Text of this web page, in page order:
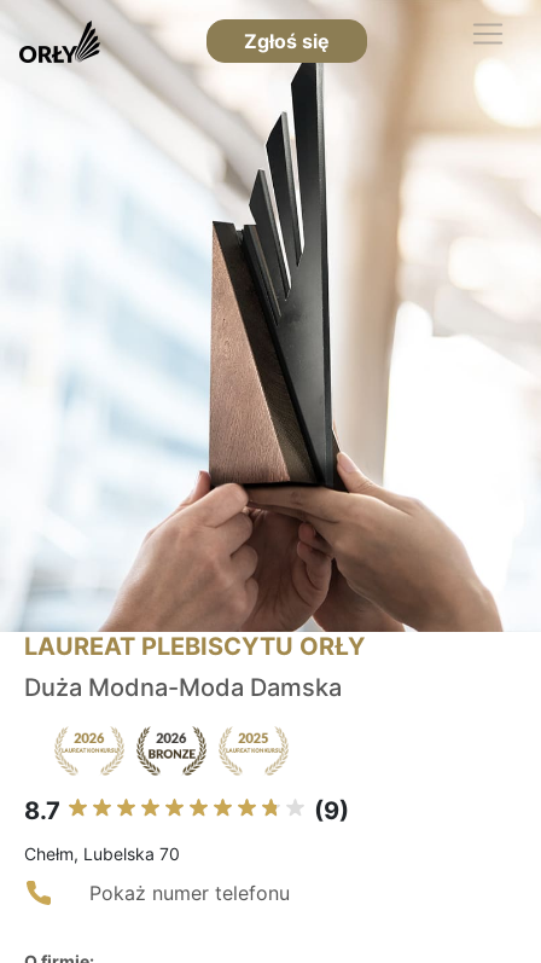
Zgłoś się
LAUREAT PLEBISCYTU ORŁY
Duża Modna-Moda Damska
8.7 (9)
Chełm, Lubelska 70
Pokaż numer telefonu